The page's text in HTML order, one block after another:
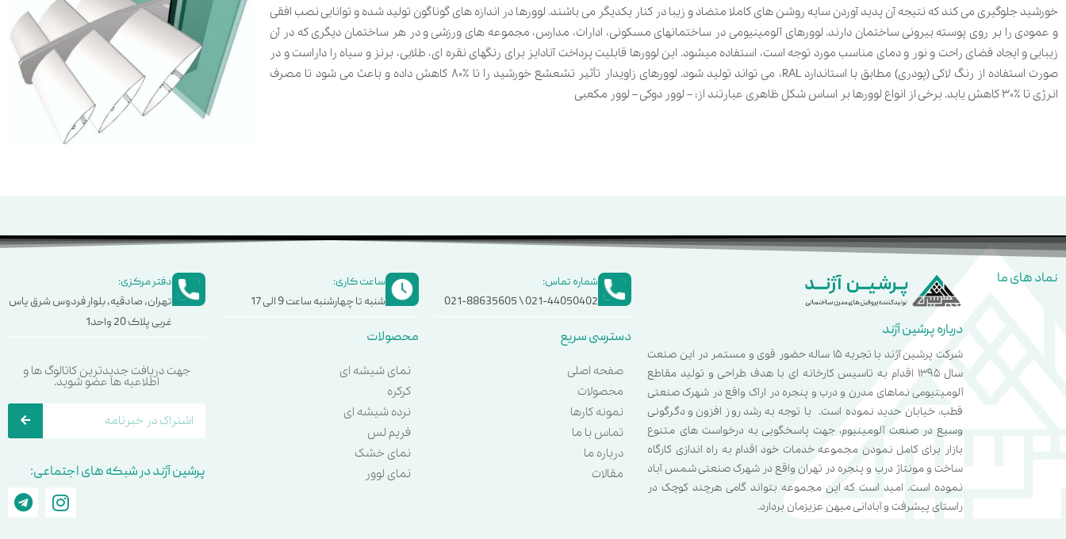
خورشید جلوگیری می کند که نتیجه آن پدید آوردن سایه روشن های کاملا متضاد و زیبا در کنار یکدیگر می باشند. لوورها در اندازه های گوناگون تولید شده و توانایی نصب افقی
و عمودی را بر روی پوسته بیرونی ساختمان دارند. لوورهای آلومینیومی در ساختمانهای مسکونی، ادارات، مدارس، مجموعه های ورزشی و در هر ساختمان دیگری که در آن
زیبایی و ایجاد فضای راحت و نور و دمای مناسب مورد توجه است، استفاده میشود. این لوورها قابلیت پرداخت آنادایز برای رنگهای نقره ای، طلایی، برنز و سیاه را داراست و در
صورت استفاده از رنگ لاکی (پودری) مطابق با استاندارد RAL، می تواند تولید شود. لوورهای زاویدار تأثير تشعشع خورشید را تا ٪۸۰ کاهش داده و باعث می شود تا مصرف
انرژی تا ٪۳۰ کاهش یابد. برخی از انواع لوورها بر اساس شکل ظاهری عبارتند از: – لوور دوکی – لوور مکعبی
نماد های ما
درباره پرشین آژند
شرکت پرشین آژند با تجربه 15 ساله حضور قوی و مستمر در این صنعت
سال 1395 اقدام به تاسیس کارخانه ای با هدف طراحی و تولید مقاطع
آلومینیومی نماهای مدرن و درب و پنجره در اراک واقع در شهرک صنعتی
قطب، خیابان حدید نموده است. با توجه به رشد روز افزون و دگرگونی
وسیع در صنعت آلومینیوم، جهت پاسخگویی به درخواست های متنوع
بازار برای کامل نمودن مجموعه خدمات خود اقدام به راه اندازی کارگاه
ساخت و مونتاژ درب و پنجره در تهران واقع در شهرک صنعتی شمس آباد
نموده است. امید است که این مجموعه بتواند گامی هرچند کوچک در
راستای پیشرفت و آبادانی میهن عزیزمان بردارد.
شماره تماس:
021-44050402 \ 021-88635605
دسترسی سریع
صفحه اصلی
محصولات
نمونه کارها
تماس با ما
درباره ما
مقالات
ساعت کاری:
شنبه تا چهارشنبه ساعت 9 الی 17
محصولات
نمای شیشه ای
کرکره
نرده شیشه ای
فریم لس
نمای خشک
نمای لوور
دفتر مرکزی:
تهران، صادقیه، بلوار فردوس شرق یاس
غربی پلاک 20 واحد1
جهت دریافت جدیدترین کاتالوگ ها و
اطلاعیه ها عضو شوید.
پرشین آژند در شبکه های اجتماعی: